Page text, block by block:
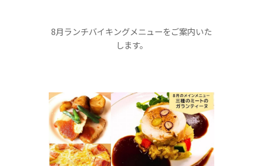
8月ランチバイキングメニューをご案内いた
します。